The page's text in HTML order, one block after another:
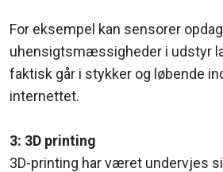
For eksempel kan sensorer
uhensigtsmæssigheder i udstyr
faktisk går i stykker og løbende
internettet.
3: 3D printing
3D-printing har været undervjes